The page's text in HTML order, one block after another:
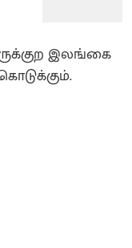
இலங்கை